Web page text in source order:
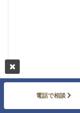
電話で相談